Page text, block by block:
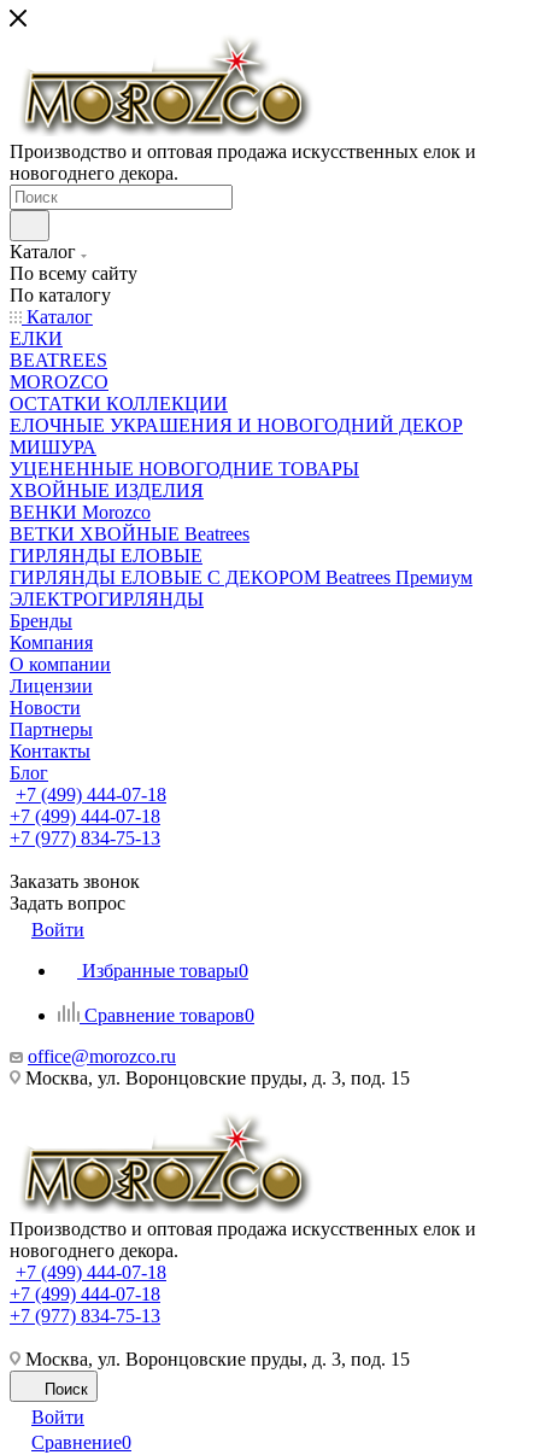
Производство и оптовая продажа искусственных елок и
новогоднего декора.
Каталог
По всему сайту
По каталогу
Каталог
ЕЛКИ
BEATREES
MOROZCO
ОСТАТКИ КОЛЛЕКЦИИ
ЕЛОЧНЫЕ УКРАШЕНИЯ И НОВОГОДНИЙ ДЕКОР
МИШУРА
УЦЕНЕННЫЕ НОВОГОДНИЕ ТОВАРЫ
ХВОЙНЫЕ ИЗДЕЛИЯ
ВЕНКИ Morozco
ВЕТКИ ХВОЙНЫЕ Beatrees
ГИРЛЯНДЫ ЕЛОВЫЕ
ГИРЛЯНДЫ ЕЛОВЫЕ С ДЕКОРОМ Beatrees Премиум
ЭЛЕКТРОГИРЛЯНДЫ
Бренды
Компания
О компании
Лицензии
Новости
Партнеры
Контакты
Блог
+7 (499) 444-07-18
+7 (499) 444-07-18
+7 (977) 834-75-13
Заказать звонок
Задать вопрос
Войти
Избранные товары0
Сравнение товаров0
office@morozco.ru
Москва, ул. Воронцовские пруды, д. 3, под. 15
Производство и оптовая продажа искусственных елок и
новогоднего декора.
+7 (499) 444-07-18
+7 (499) 444-07-18
+7 (977) 834-75-13
Москва, ул. Воронцовские пруды, д. 3, под. 15
Поиск
Войти
Сравнение0